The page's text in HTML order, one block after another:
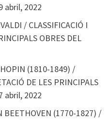
abril, 2022
/ CLASSIFICACIÓ I
OBRES DEL
(1810-1849) /
DE LES PRINCIPALS
abril, 2022
BEETHOVEN (1770-1827) /